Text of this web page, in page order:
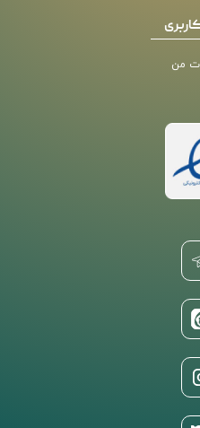
من